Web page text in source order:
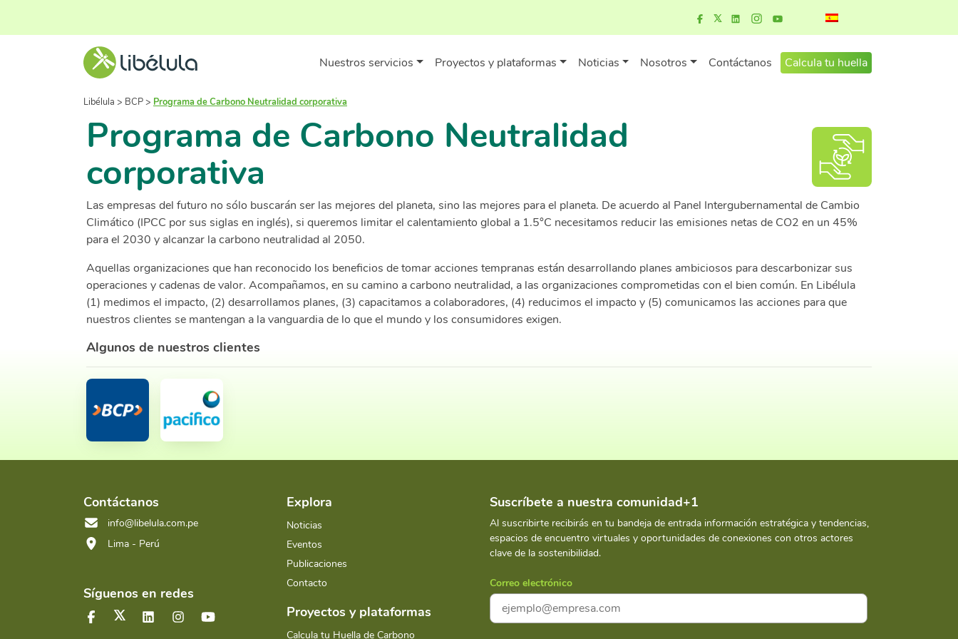
Nuestros servicios Proyectos y plataformas Noticias Nosotros Contáctanos Calcula tu huella
Libélula > BCP> Programa de Carbono Neutralidad corporativa
Programa de Carbono Neutralidad
corporativa
Las empresas del futuro no sólo buscarán ser las mejores del planeta, sino las mejores para el planeta. De acuerdo al Panel Intergubernamental de Cambio
Climático (IPCC por sus siglas en inglés), si queremos limitar el calentamiento global a 1.5°C necesitamos reducir las emisiones netas de CO2 en un 45%
para el 2030 y alcanzar la carbono neutralidad al 2050.
Aquellas organizaciones que han reconocido los beneficios de tomar acciones tempranas están desarrollando planes ambiciosos para descarbonizar sus
operaciones y cadenas de valor. Acompañamos, en su camino a carbono neutralidad, a las organizaciones comprometidas con el bien común. En Libélula
(1) medimos el impacto, (2) desarrollamos planes, (3) capacitamos a colaboradores, (4) reducimos el impacto y (5) comunicamos las acciones para que
nuestros clientes se mantengan a la vanguardia de lo que el mundo y los consumidores exigen.
Algunos de nuestros clientes
Contáctanos
info@libelula.com.pe
Lima - Perú
Síguenos en redes
Explora
Noticias
Eventos
Publicaciones
Contacto
Proyectos y plataformas
Calcula tu Huella de Carbono
Suscríbete a nuestra comunidad+1
Al suscribirte recibirás en tu bandeja de entrada información estratégica y tendencias,
espacios de encuentro virtuales y oportunidades de conexiones con otros actores
clave de la sostenibilidad.
Correo electrónico